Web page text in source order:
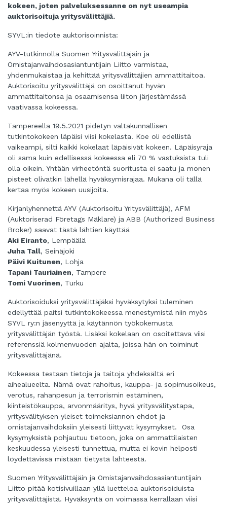
kokeen, joten palveluksessanne on nyt useampia
auktorisoituja yritysvälittäjiä.
SYVL:in tiedote auktorisoinnista:
AYV-tutkinnolla Suomen Yritysvälittäjäin ja
Omistajanvaihdosasiantuntijain Liitto varmistaa,
yhdenmukaistaa ja kehittää yritysvälittäjien ammattitaitoa.
Auktorisoitu yritysvälittäjä on osoittanut hyvän
ammattitaitonsa ja osaamisensa liiton järjestämässä
vaativassa kokeessa.
Tampereella 19.5.2021 pidetyn valtakunnallisen
tutkintokokeen läpäisi viisi kokelasta. Koe oli edellistä
vaikeampi, silti kaikki kokelaat läpäisivät kokeen. Läpäisyraja
oli sama kuin edellisessä kokeessa eli 70 % vastuksista tuli
olla oikein. Yhtään virheetöntä suoritusta ei saatu ja monen
pisteet olivatkin lähellä hyväksymisrajaa. Mukana oli tällä
kertaa myös kokeen uusijoita.
Kirjanlyhennettä AYV (Auktorisoitu Yritysvälittäjä), AFM
(Auktoriserad Företags Mäklare) ja ABB (Authorized Business
Broker) saavat tästä lähtien käyttää
Aki Eiranto, Lempäälä
Juha Tall, Seinäjoki
Päivi Kuitunen, Lohja
Tapani Tauriainen, Tampere
Tomi Vuorinen, Turku
Auktorisoiduksi yritysvälittäjäksi hyväksytyksi tuleminen
edellyttää paitsi tutkintokokeessa menestymistä niin myös
SYVL ry:n jäsenyyttä ja käytännön työkokemusta
yritysvälittäjän työstä. Lisäksi kokelaan on osoitettava viisi
referenssiä kolmenvuoden ajalta, joissa hän on toiminut
yritysvälittäjänä.
Kokeessa testaan tietoja ja taitoja yhdeksältä eri
aihealueelta. Nämä ovat rahoitus, kauppa- ja sopimusoikeus,
verotus, rahanpesun ja terrorismin estäminen,
kiinteistökauppa, arvonmääritys, hyvä yritysvälitystapa,
yritysvälityksen yleiset toimeksiannon ehdot ja
omistajanvaihdoksiin yleisesti liittyvät kysymykset. Osa
kysymyksistä pohjautuu tietoon, joka on ammattilaisten
keskuudessa yleisesti tunnettua, mutta ei kovin helposti
löydettävissä mistään tietystä lähteestä.
Suomen Yritysvälittäjäin ja Omistajanvaihdosasiantuntijain
Liitto pitää kotisivuillaan yllä luetteloa auktorisoiduista
yritysvälittäjistä. Hyväksyntä on voimassa kerrallaan viisi